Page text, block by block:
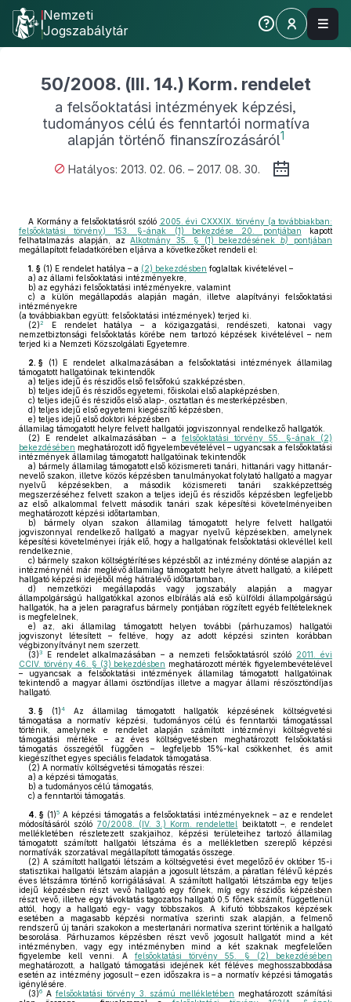
Nemzeti
Jogszabálytár
50/2008. (III. 14.) Korm. rendelet
a felsőoktatási intézmények képzési,
tudományos célú és fenntartói normatíva
alapján történő finanszírozásáról1
Hatályos: 2013. 02. 06. – 2017. 08. 30.
A Kormány a felsőoktatásról szóló 2005. évi CXXXIX. törvény (a továbbiakban:
felsőoktatási törvény) 153. §-ának (1) bekezdése 20. pontjában kapott
felhatalmazás alapján, azAlkotmány 35. § (1) bekezdésénekb)
pontjában
megállapított feladatkörében eljárva a következőket rendeli el:
1. § (1) E rendelet hatálya – a (2) bekezdésben foglaltak kivételével –
a) az állami felsőoktatási intézményekre,
b) az egyházi felsőoktatási intézményekre, valamint
c) a külön megállapodás alapján magán, illetve alapítványi felsőoktatási
intézményekre
(a továbbiakban együtt: felsőoktatási intézmények) terjed ki.
(2)2
E rendelet hatálya – a közigazgatási, rendészeti, katonai vagy
nemzetbiztonsági felsőoktatás körébe nem tartozó képzések kivételével – nem
terjed ki a Nemzeti Közszolgálati Egyetemre.
2. § (1) E rendelet alkalmazásában a felsőoktatási intézmények államilag
támogatott hallgatóinak tekintendők
a) teljes idejű és részidős első felsőfokú szakképzésben,
b) teljes idejű és részidős egyetemi, főiskolai első alapképzésben,
c) teljes idejű és részidős első alap-, osztatlan és mesterképzésben,
d) teljes idejű első egyetemi kiegészítő képzésben,
e) teljes idejű első doktori képzésben
államilag támogatott helyre felvett hallgatói jogviszonnyal rendelkező hallgatók.
(2) E rendelet alkalmazásában – a felsőoktatási törvény 55. §-ának (2)
bekezdésében meghatározott idő figyelembevételével – ugyancsak a felsőoktatási
intézmények államilag támogatott hallgatóinak tekintendők
a) bármely államilag támogatott első közismereti tanári, hittanári vagy hittanár-
nevelő szakon, illetve közös képzésben tanulmányokat folytató hallgató a magyar
nyelvű képzésekben, a második közismereti tanári szakképzettség
megszerzéséhez felvett szakon a teljes idejű és részidős képzésben legfeljebb
az első alkalommal felvett második tanári szak képesítési követelményeiben
meghatározott képzési időtartamban,
b) bármely olyan szakon államilag támogatott helyre felvett hallgatói
jogviszonnyal rendelkező hallgató a magyar nyelvű képzésekben, amelynek
képesítési követelményei írják elő, hogy a hallgatónak felsőoktatási oklevéllel kell
rendelkeznie,
c) bármely szakon költségtérítéses képzésből az intézmény döntése alapján az
intézménynél már meglévő államilag támogatott helyre átvett hallgató, a kilépett
hallgató képzési idejéből még hátralévő időtartamban,
d) nemzetközi megállapodás vagy jogszabály alapján a magyar
állampolgárságú hallgatókkal azonos elbírálás alá eső külföldi állampolgárságú
hallgatók, ha a jelen paragrafus bármely pontjában rögzített egyéb feltételeknek
is megfelelnek,
e) az, aki államilag támogatott helyen további (párhuzamos) hallgatói
jogviszonyt létesített – feltéve, hogy az adott képzési szinten korábban
végbizonyítványt nem szerzett.
(3)3 E rendelet alkalmazásában – a nemzeti felsőoktatásról szóló 2011. évi
CCIV. törvény 46. § (3) bekezdésben meghatározott mérték figyelembevételével
– ugyancsak a felsőoktatási intézmények államilag támogatott hallgatóinak
tekintendő a magyar állami ösztöndíjas illetve a magyar állami részösztöndíjas
hallgató.
3. § (1)4
Az államilag támogatott hallgatók képzésének költségvetési
támogatása a normatív képzési, tudományos célú és fenntartói támogatással
történik, amelynek e rendelet alapján számított intézményi költségvetési
támogatási mértéke – az éves költségvetésben meghatározott felsőoktatási
támogatás összegétől függően – legfeljebb 15%-kal csökkenhet, és amit
kiegészíthet egyes speciális feladatok támogatása.
(2) A normatív költségvetési támogatás részei:
a) a képzési támogatás,
b) a tudományos célú támogatás,
c) a fenntartói támogatás.
4. § (1)5 A képzési támogatás a felsőoktatási intézményeknek – az e rendelet
módosításáról szóló 70/2008. (IV. 3.) Korm. rendelettel
beiktatott –, e rendelet
mellékletében részletezett szakjaihoz, képzési területeihez tartozó államilag
támogatott számított hallgatói létszáma és a mellékletben szereplő képzési
normatívák szorzatával megállapított támogatás összege.
(2) A számított hallgatói létszám a költségvetési évet megelőző év október 15-i
statisztikai hallgatói létszám alapján a jogosult létszám, a páratlan félévű képzés
éves létszámra történő korrigálásával. A számított hallgatói létszámba egy teljes
idejű képzésben részt vevő hallgató egy főnek, míg egy részidős képzésben
részt vevő, illetve egy távoktatás tagozatos hallgató 0,5 főnek számít, függetlenül
attól, hogy a hallgató egy- vagy többszakos. A kifutó többszakos képzések
esetében a magasabb képzési normatíva szerinti szak alapján, a felmenő
rendszerű új tanári szakokon a mestertanári normatíva szerint történik a hallgató
besorolása. Párhuzamos képzésben részt vevő jogosult hallgatót mind a két
intézményben, vagy egy intézményben mind a két szaknak megfelelően
figyelembe kell venni. A felsőoktatási törvény 55. § (2) bekezdésében
meghatározott, a hallgató támogatási idejének két féléves meghosszabbodása
esetén az intézmény jogosult – ezen időszakra is – a normatív képzési támogatás
igénylésére.
(3)6 A felsőoktatási törvény 3. számú mellékletében meghatározott számítási